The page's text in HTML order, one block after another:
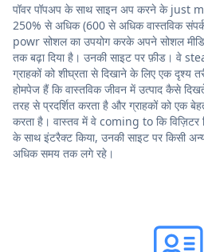
पॉवर पॉपअप के साथ साइन अप करने के just
250% से अधिक (600 से अधिक वास्तविक
powr सोशल का उपयोग करके अपने सोशल
तक बढ़ा दिया है। उनकी साइट पर फ़ीड। वे
ग्राहकों को शीघ्रता से दिखाने के लिए एक
होमपेज हैं कि वास्तविक जीवन में उत्पाद कैसे
तरह से प्रदर्शित करता है और ग्राहकों को एक
करता है। वास्तव में वे coming to कि विज़िटर
के साथ इंटरैक्ट किया, उनकी साइट पर किसी
अधिक समय तक लगे रहे।